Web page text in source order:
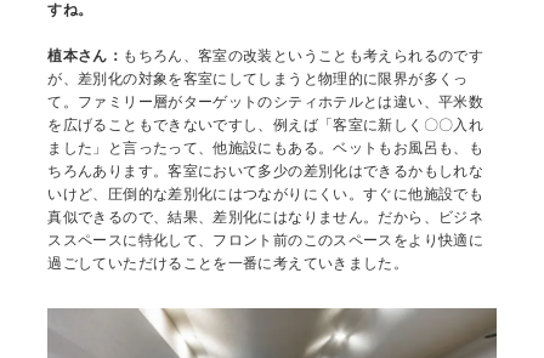
すね。
植本さん： もちろん、客室の改装ということも考えられるのです
が、差別化の対象を客室にしてしまうと物理的に限界が多くっ
て。ファミリー層がターゲットのシティホテルとは違い、平米数
を広げることもできないですし、例えば「客室に新しく〇〇入れ
ました」と言ったって、他施設にもある。ベットもお風呂も、も
ちろんあります。客室において多少の差別化はできるかもしれな
いけど、圧倒的な差別化にはつながりにくい。すぐに他施設でも
真似できるので、結果、差別化にはなりません。だから、ビジネ
ススペースに特化して、フロント前のこのスペースをより快適に
過ごしていただけることを一番に考えていきました。